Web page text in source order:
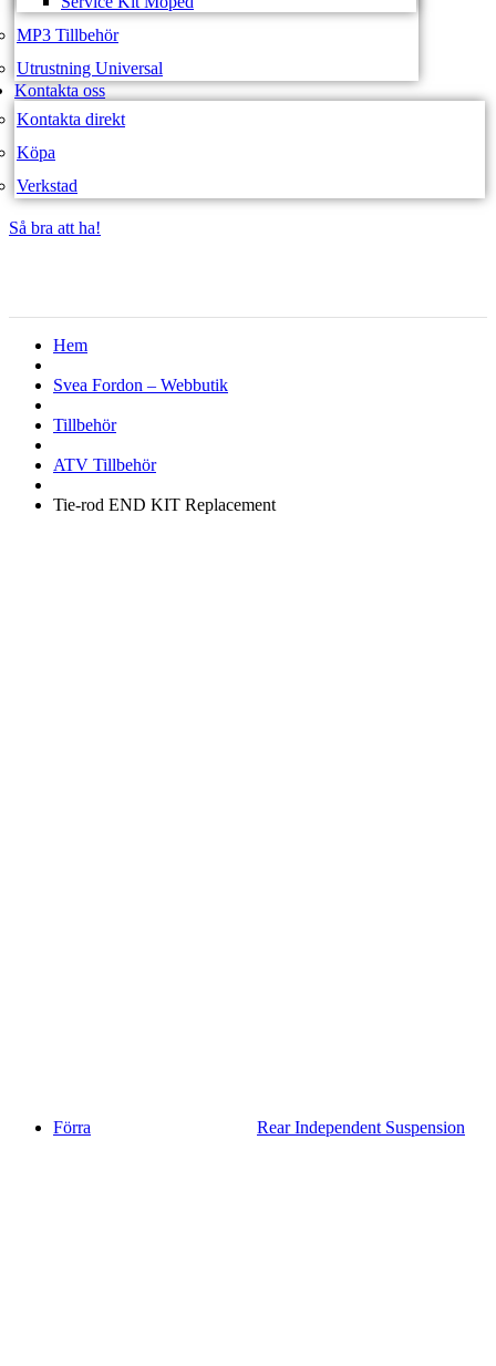
MP3 Tillbehör
Utrustning Universal
Kontakta oss
Kontakta direkt
Köpa
Verkstad
Så bra att ha!
Hem
Svea Fordon – Webbutik
Tillbehör
ATV Tillbehör
Tie-rod END KIT Replacement
Förra Rear Independent Suspension